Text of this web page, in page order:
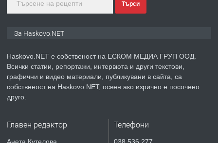
преди 4 дни
ПРЕДЛАГА СГЛОБЯВАНЕ НА МЕБЕЛИ.
Търси
За Haskovo.NET
Haskovo.NET е собственост на ЕСКОМ МЕДИА ГРУП ООД.
Всички статии, репортажи, интервюта и други текстови,
графични и видео материали, публикувани в сайта, са
собственост на Haskovo.NET, освен ако изрично е посочено
друго.
Главен редактор Телефони